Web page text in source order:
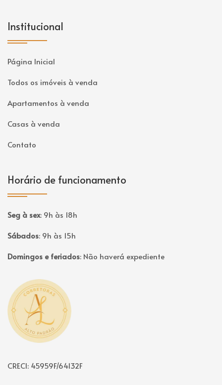
Institucional
Página Inicial
Todos os imóveis à venda
Apartamentos à venda
Casas à venda
Contato
Horário de funcionamento
Seg à sex: 9h às 18h
Sábados: 9h às 15h
Domingos e feriados: Não haverá expediente
Página inicial
CRECI: 45959F/64132F